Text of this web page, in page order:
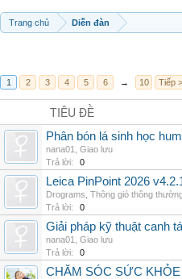
Trang chủ Diễn đàn
1 2 3 4 5 6 → 10 Tiếp >
TIÊU ĐỀ
Phân bón lá sinh học
nana01
Giao lưu
Trả lời:
0
Leica PinPoint 2026
Drograms Thông gió thông
Trả lời:
0
Giải pháp kỹ thuật canh
nana01
Giao lưu
Trả lời:
0
CHĂM SÓC SỨC